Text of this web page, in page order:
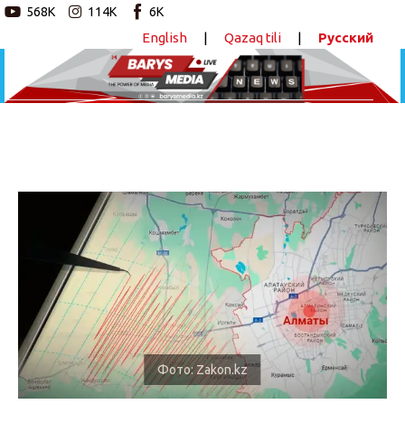
568K 114K 6K
English | Qazaq tili | Русский
ПОДЕЛИТЬСЯ
Новостной портал
Новости
Статьи
Видео
Barys Sport